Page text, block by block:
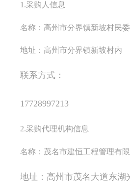
1.采购人信息
名称：高州市分界镇新坡村民
地址：高州市分界镇新坡村内
联系方式：
17728997213
2.采购代理机构信息
名称：茂名市建恒工程管理有限
地址：高州市茂名大道东湖